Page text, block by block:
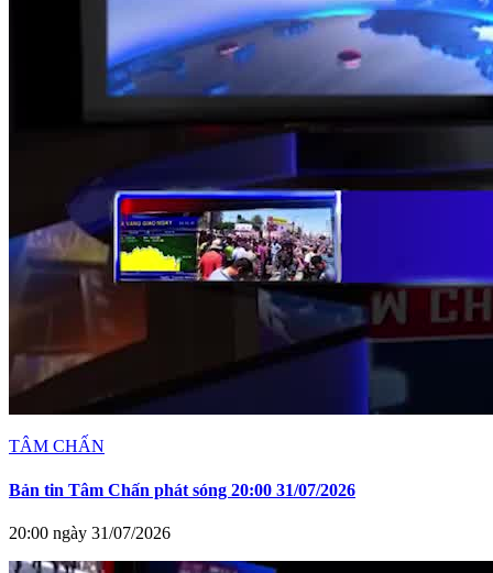
TÂM CHẤN
Bản tin Tâm Chấn phát sóng 20:00 31/07/2026
20:00 ngày 31/07/2026